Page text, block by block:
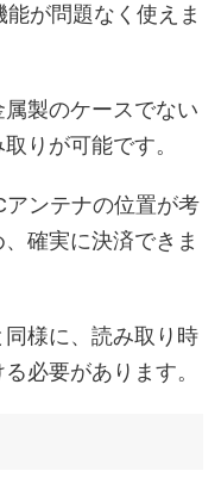
が問題なく使えま
製のケースでない
りが可能です。
ンテナの位置が考
確実に決済できま
様に、読み取り時
必要があります。